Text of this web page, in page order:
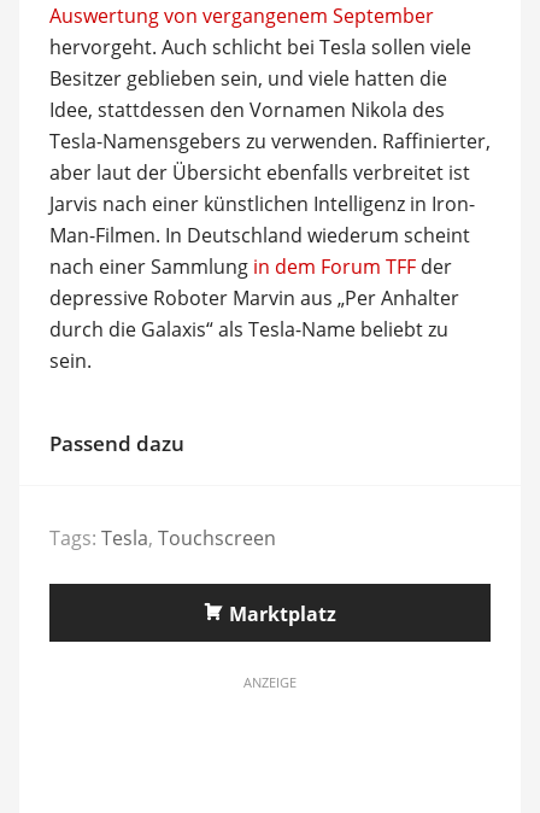
Auswertung von vergangenem September
hervorgeht. Auch schlicht bei Tesla sollen viele
Besitzer geblieben sein, und viele hatten die
Idee, stattdessen den Vornamen Nikola des
Tesla-Namensgebers zu verwenden. Raffinierter,
aber laut der Übersicht ebenfalls verbreitet ist
Jarvis nach einer künstlichen Intelligenz in Iron-
Man-Filmen. In Deutschland wiederum scheint
nach einer Sammlung in dem Forum TFFder
depressive Roboter Marvin aus „Per Anhalter
durch die Galaxis“ als Tesla-Name beliebt zu
sein.
Passend dazu
Tags: Tesla, Touchscreen
Marktplatz
ANZEIGE